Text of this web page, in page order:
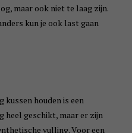
maar ook niet te laag zijn.
kun je ook last gaan
kussen houden is een
heel geschikt, maar er zijn
vulling. Voor een